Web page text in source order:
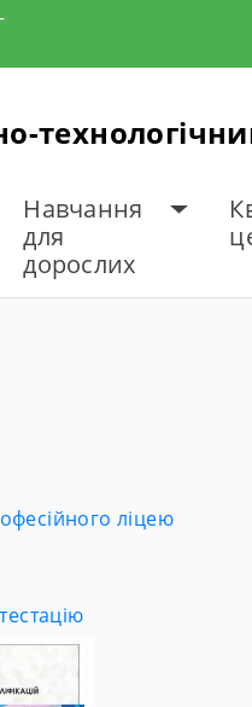
Навчання
для
дорослих
ліцею